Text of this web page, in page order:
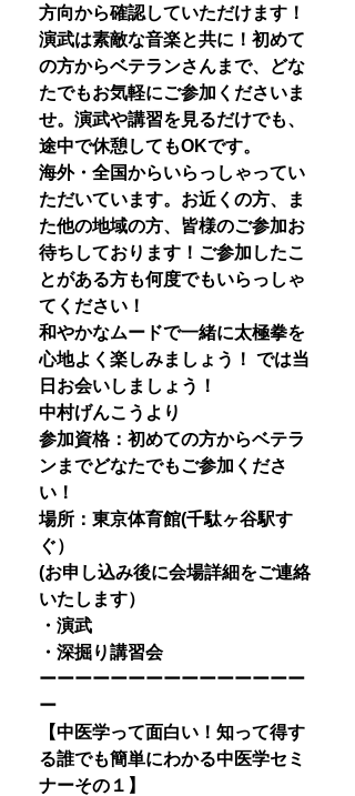
方向から確認していただけます！
演武は素敵な音楽と共に！初めて
の方からベテランさんまで、どな
たでもお気軽にご参加くださいま
せ。演武や講習を見るだけでも、
途中で休憩してもOKです。
海外・全国からいらっしゃってい
ただいています。お近くの方、ま
た他の地域の方、皆様のご参加お
待ちしております！ご参加したこ
とがある方も何度でもいらっしゃ
てください！
和やかなムードで一緒に太極拳を
心地よく楽しみましょう！ では当
日お会いしましょう！
中村げんこうより
参加資格：初めての方からベテラ
ンまでどなたでもご参加くださ
い！
場所：東京体育館(千駄ヶ谷駅す
ぐ）
(お申し込み後に会場詳細をご連絡
いたします）
・演武
・深掘り講習会
ーーーーーーーーーーーーーーー
ー
【中医学って面白い！知って得す
る誰でも簡単にわかる中医学セミ
ナーその１】